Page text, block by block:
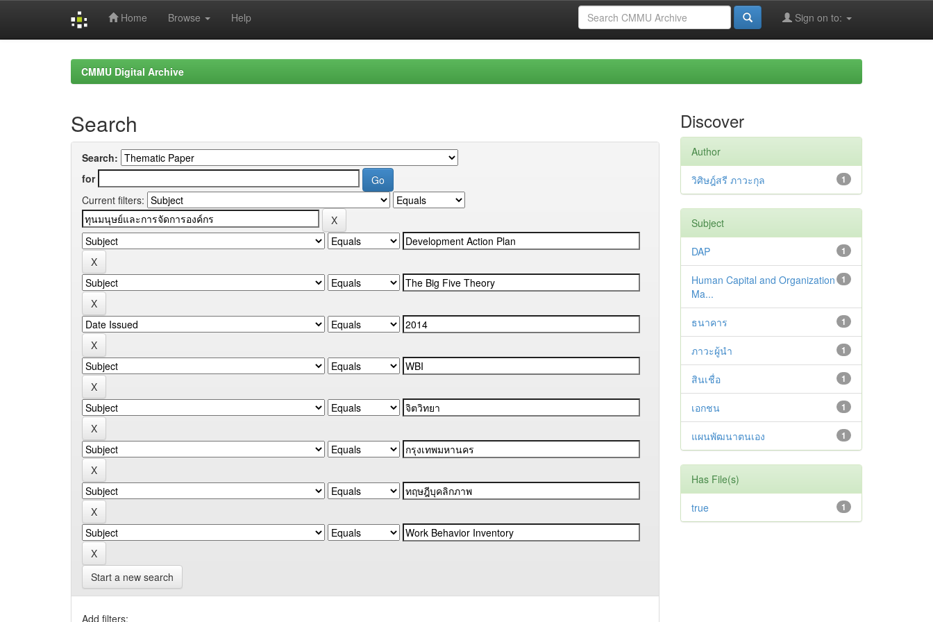
Home Browse Help Sign on to:
CMMU Digital Archive
Search
Search:
for
Current filters:
Start a new search
Add filters:
Discover
Author
1
วิศิษฎ์สรี ภาวะกุล
Subject
1
DAP
1
Human Capital and Organization
Ma...
1
ธนาคาร
1
ภาวะผู้นำ
1
สินเชื่อ
1
เอกชน
1
แผนพัฒนาตนเอง
Has File(s)
1
true